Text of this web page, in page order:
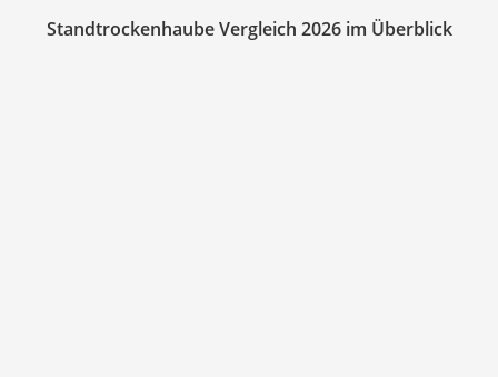
Standtrockenhaube Vergleich 2026 im Überblick